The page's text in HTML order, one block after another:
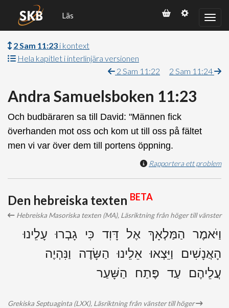
Läs
2 Sam 11:23 i kontext
Hela kapitlet i interlinjära versionen
2 Sam 11:22
2 Sam 11:24
Andra Samuelsboken 11:23
Och budbäraren sa till David: "Männen fick
överhanden mot oss och kom ut till oss på fältet
men vi var över dem till portens öppning.
Rapportera ett problem
Den hebreiska texten BETA
Hebreiska Masoriska texten (MA), Läsriktning från höger till vänster
וַיֹּאמֶר הַמַּלְאָךְ אֶל דָּוִד כִּי גָבְרוּ עָלֵינוּ
הָאֲנָשִׁים וַיֵּצְאוּ אֵלֵינוּ הַשָּׂדֶה וַנִּהְיֶה
עֲלֵיהֶם עַד פֶּתַח הַשָּׁעַר
Grekiska Septuaginta (LXX), Läsriktning från vänster till höger